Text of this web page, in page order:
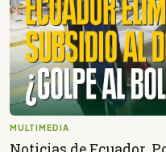
MULTIMEDIA